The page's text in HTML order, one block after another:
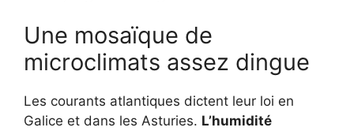
Une mosaïque de
microclimats assez dingue
Les courants atlantiques dictent leur loi en
Galice et dans les Asturies. L’humidité